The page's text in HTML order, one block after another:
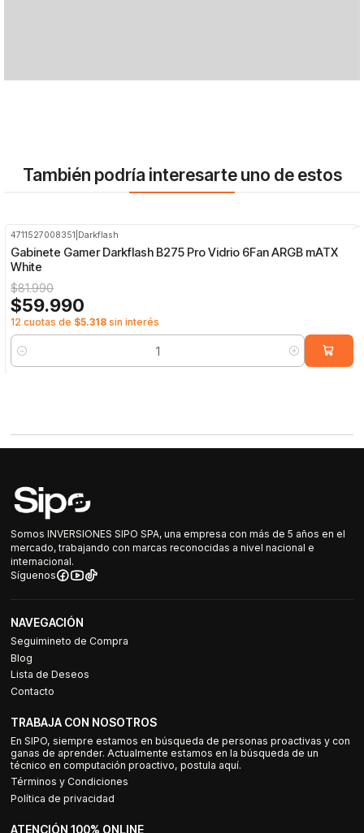
También podría interesarte uno de estos
4711527008351 Darkflash
Gabinete Gamer Darkflash B275 Pro Vidrio 6Fan ARGB mATX
White
$81.990
$59.990
12 cuotas de $5.318 sin interés
Cantidad
Somos INVERSIONES SIPO SPA, una empresa con más de 5 años en el
mercado, trabajando con marcas reconocidas a nivel nacional e
internacional.
Síguenos
NAVEGACIÓN
Seguimineto de Compra
Blog
Lista de Deseos
Contacto
TRABAJA CON NOSOTROS
En SIPO, siempre estamos en búsqueda de personas proactivas y con
ganas de aprender. Actualmente estamos en la búsqueda de un
técnico en computación proactivo, postula aquí.
Términos y Condiciones
Política de privacidad
ATENCIÓN 100% ONLINE